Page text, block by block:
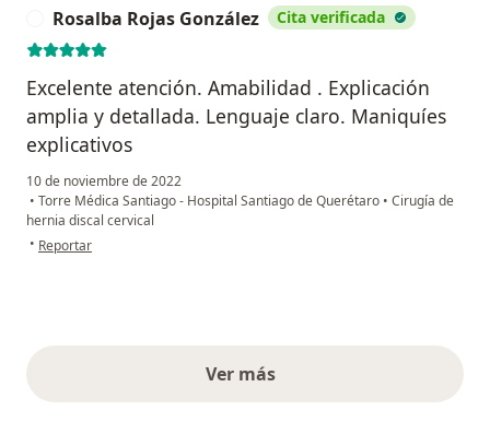
Rosalba Rojas González Cita verificada
Excelente atención. Amabilidad . Explicación
amplia y detallada. Lenguaje claro. Maniquíes
explicativos
10 de noviembre de 2022
• Torre Médica Santiago - Hospital Santiago de Querétaro • Cirugía de
hernia discal cervical
• en opinión del usuario Rosalba Rojas González
Reportar
Ver másopiniones anteriores